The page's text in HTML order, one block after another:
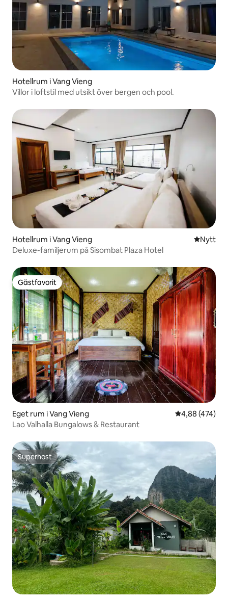
Hotellrum i Vang Vieng
Villor i loftstil med utsikt över bergen och pool.
Hotellrum i Vang Vieng NyttNytt
Deluxe-familjerum på Sisombat Plaza Hotel
Gästfavorit
Gästfavorit
Eget rum i Vang Vieng 4,88 av 5 i
4,88 (474)
Lao Valhalla Bungalows & Restaurant
Superhost
Superhost